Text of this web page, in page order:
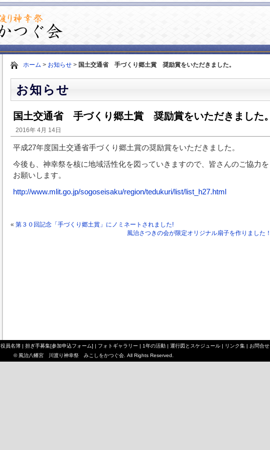
ホーム > お知らせ > 国土交通省 手づくり郷土賞 奨励賞をいただきました。
お知らせ
国土交通省 手づくり郷土賞 奨励賞をいただきました。
2016年 4月 14日
平成27年度国土交通省手づくり郷土賞の奨励賞をいただきました。
今後も、神幸祭を核に地域活性化を図っていきますので、皆さんのご協力を
お願いします。
http://www.mlit.go.jp/sogoseisaku/region/tedukuri/list/list_h27.html
« 第３０回記念「手づくり郷土賞」にノミネートされました!
風治さつきの会が限定オリジナル扇子を作りました！
役員名簿 | 担ぎ手募集[参加申込フォーム] | フォトギャラリー | 1年の活動 | 運行図とスケジュール | リンク集 | お問合せ
© 風治八幡宮 川渡り神幸祭 みこしをかつぐ会. All Rights Reserved.